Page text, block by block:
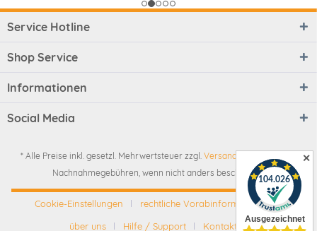
✕
Service Hotline
Shop Service
Informationen
Social Media
* Alle Preise inkl. gesetzl. Mehrwertsteuer zzgl. Versandkosten
Nachnahmegebühren, wenn nicht anders beschrieben
Cookie-Einstellungen
rechtliche Vorabinformationen
über uns
Hilfe / Support Kontakt